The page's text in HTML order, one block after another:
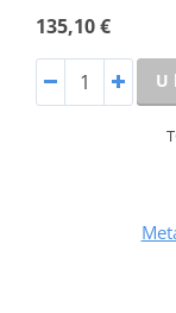
135,10 €
U